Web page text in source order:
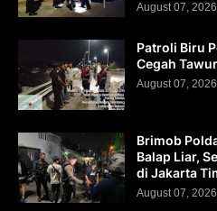
August 07, 2026
Patroli Biru
Cegah
August 07, 2026
Brimob
Balap Liar,
di Jakarta
August 07, 2026